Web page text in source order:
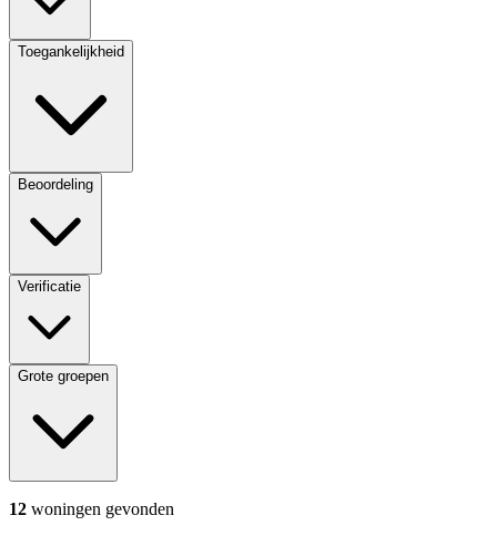
Toegankelijkheid
Beoordeling
Verificatie
Grote groepen
12 woningen gevonden